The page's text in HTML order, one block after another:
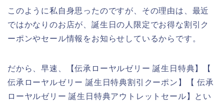
このように私自身思ったのですが、その理由は、最近
ではかなりのお店が、誕生日の人限定でお得な割引ク
ーポンやセール情報をお知らせしているからです。
だから、早速、【伝承ローヤルゼリー 誕生日特典】【
伝承ローヤルゼリー 誕生日特典割引クーポン】【 伝承
ローヤルゼリー 誕生日特典アウトレットセール】とい